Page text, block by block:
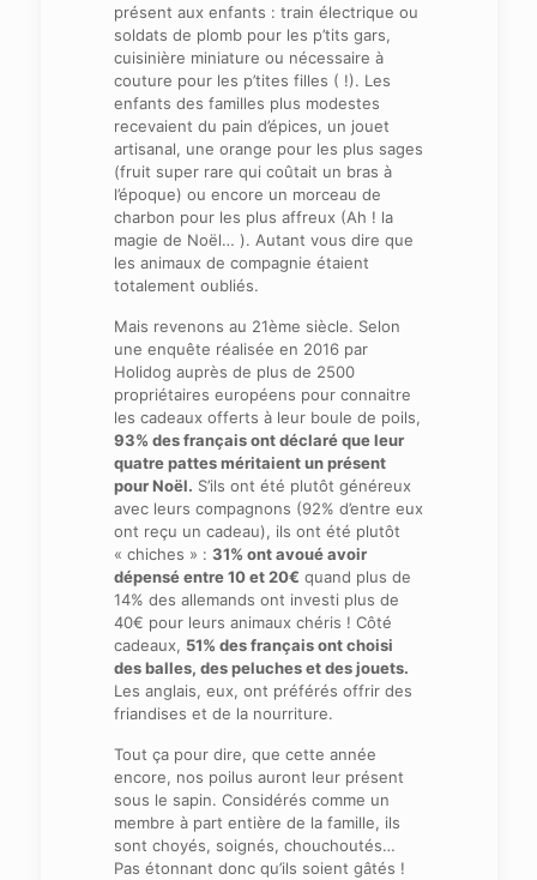
présent aux enfants : train électrique ou
soldats de plomb pour les p’tits gars,
cuisinière miniature ou nécessaire à
couture pour les p’tites filles ( !). Les
enfants des familles plus modestes
recevaient du pain d’épices, un jouet
artisanal, une orange pour les plus sages
(fruit super rare qui coûtait un bras à
l’époque) ou encore un morceau de
charbon pour les plus affreux (Ah ! la
magie de Noël… ). Autant vous dire que
les animaux de compagnie étaient
totalement oubliés.
Mais revenons au 21ème siècle. Selon
une enquête réalisée en 2016 par
Holidog auprès de plus de 2500
propriétaires européens pour connaitre
les cadeaux offerts à leur boule de poils,
93% des français ont déclaré que leur
quatre pattes méritaient un présent
pour Noël. S’ils ont été plutôt généreux
avec leurs compagnons (92% d’entre eux
ont reçu un cadeau), ils ont été plutôt
« chiches » : 31% ont avoué avoir
dépensé entre 10 et 20€ quand plus de
14% des allemands ont investi plus de
40€ pour leurs animaux chéris ! Côté
cadeaux, 51% des français ont choisi
des balles, des peluches et des jouets.
Les anglais, eux, ont préférés offrir des
friandises et de la nourriture.
Tout ça pour dire, que cette année
encore, nos poilus auront leur présent
sous le sapin. Considérés comme un
membre à part entière de la famille, ils
sont choyés, soignés, chouchoutés…
Pas étonnant donc qu’ils soient gâtés !